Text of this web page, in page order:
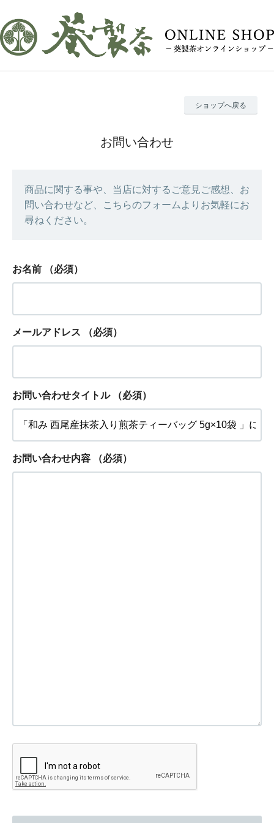
ショップへ戻る
お問い合わせ
商品に関する事や、当店に対するご意見ご感想、お
問い合わせなど、こちらのフォームよりお気軽にお
尋ねください。
お名前 （必須）
メールアドレス （必須）
お問い合わせタイトル （必須）
お問い合わせ内容 （必須）